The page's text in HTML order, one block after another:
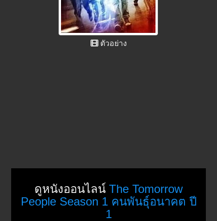
ตัวอย่าง
ดูหนังออนไลน์ The Tomorrow
People Season 1 คนพันธุ์อนาคต ปี
1